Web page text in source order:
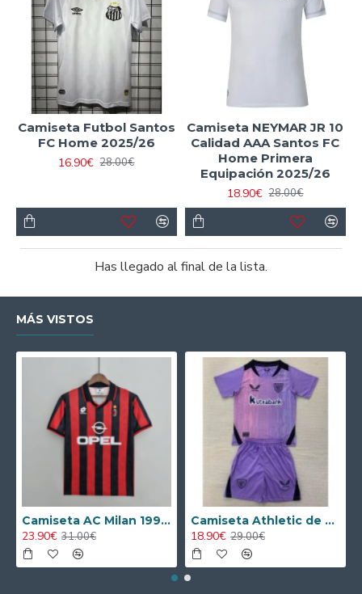
Camiseta Futbol Santos
FC Home 2025/26
16.90€ 28.00€
Camiseta NEYMAR JR 10
Calidad AAA Santos FC
Home Primera
Equipación 2025/26
18.90€ 28.00€
Has llegado al final de la lista.
MÁS VISTOS
Camiseta AC Milan 1995/1996 Local Retro
23.90€ 31.00€
Camiseta Athletic de Bilbao 2024/2025 Alternativo Niño Kit
18.90€ 29.00€